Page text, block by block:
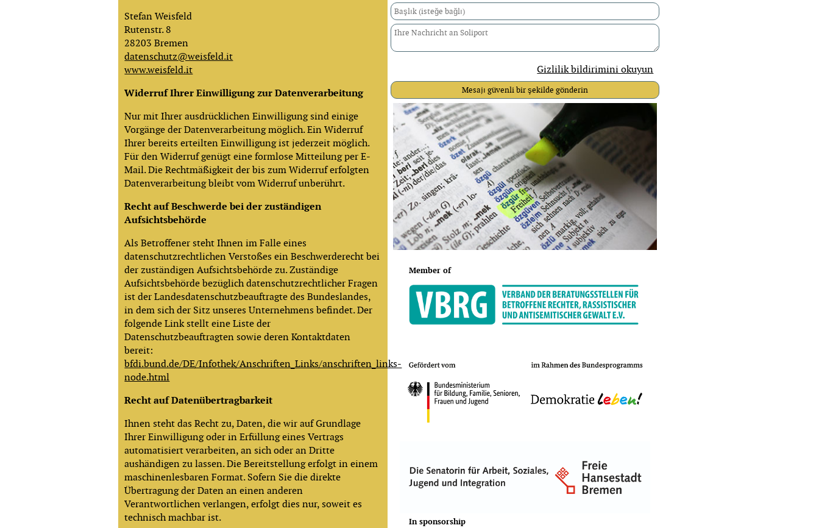
Stefan Weisfeld
Rutenstr. 8
28203 Bremen
datenschutz@weisfeld.it
www.weisfeld.it
Widerruf Ihrer Einwilligung zur Datenverarbeitung
Nur mit Ihrer ausdrücklichen Einwilligung sind einige
Vorgänge der Datenverarbeitung möglich. Ein Widerruf
Ihrer bereits erteilten Einwilligung ist jederzeit möglich.
Für den Widerruf genügt eine formlose Mitteilung per E-
Mail. Die Rechtmäßigkeit der bis zum Widerruf erfolgten
Datenverarbeitung bleibt vom Widerruf unberührt.
Recht auf Beschwerde bei der zuständigen
Aufsichtsbehörde
Als Betroffener steht Ihnen im Falle eines
datenschutzrechtlichen Verstoßes ein Beschwerderecht bei
der zuständigen Aufsichtsbehörde zu. Zuständige
Aufsichtsbehörde bezüglich datenschutzrechtlicher Fragen
ist der Landesdatenschutzbeauftragte des Bundeslandes,
in dem sich der Sitz unseres Unternehmens befindet. Der
folgende Link stellt eine Liste der
Datenschutzbeauftragten sowie deren Kontaktdaten
bereit:
bfdi.bund.de/DE/Infothek/Anschriften_Links/anschriften_links-
node.html
Recht auf Datenübertragbarkeit
Ihnen steht das Recht zu, Daten, die wir auf Grundlage
Ihrer Einwilligung oder in Erfüllung eines Vertrags
automatisiert verarbeiten, an sich oder an Dritte
aushändigen zu lassen. Die Bereitstellung erfolgt in einem
maschinenlesbaren Format. Sofern Sie die direkte
Übertragung der Daten an einen anderen
Verantwortlichen verlangen, erfolgt dies nur, soweit es
technisch machbar ist.
Gizlilik bildirimini okuyun
Member of
In sponsorship